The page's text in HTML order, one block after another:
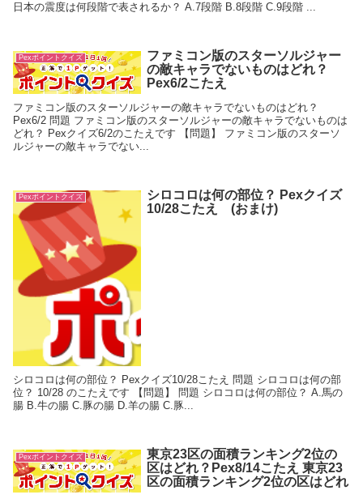
日本の震度は何段階で表されるか？ A.7段階 B.8段階 C.9段階 ...
Pexポイントクイズ
ファミコン版のスターソルジャー
の敵キャラでないものはどれ？
Pex6/2こたえ
ファミコン版のスターソルジャーの敵キャラでないものはどれ？
Pex6/2 問題 ファミコン版のスターソルジャーの敵キャラでないものは
どれ？ Pexクイズ6/2のこたえです 【問題】 ファミコン版のスターソ
ルジャーの敵キャラでない...
Pexポイントクイズ
シロコロは何の部位？ Pexクイズ
10/28こたえ (おまけ)
シロコロは何の部位？ Pexクイズ10/28こたえ 問題 シロコロは何の部
位？ 10/28 のこたえです 【問題】 問題 シロコロは何の部位？ A.馬の
腸 B.牛の腸 C.豚の腸 D.羊の腸 C.豚...
Pexポイントクイズ
東京23区の面積ランキング2位の
区はどれ？Pex8/14こたえ 東京23
区の面積ランキング2位の区はどれ